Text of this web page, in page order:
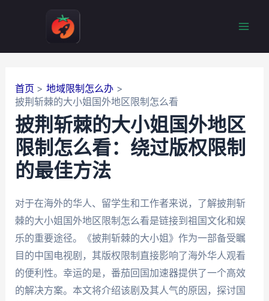
首页
地域限制怎么办
披荆斩棘的大小姐国外地区限制怎么看
披荆斩棘的大小姐国外地区
限制怎么看：绕过版权限制
的最佳方法
对于在海外的华人、留学生和工作者来说，了解披荆斩
棘的大小姐国外地区限制怎么看是链接到祖国文化和娱
乐的重要途径。《披荆斩棘的大小姐》作为一部备受瞩
目的中国电视剧，其版权限制直接影响了海外华人观看
的便利性。幸运的是，番茄回国加速器提供了一个高效
的解决方案。本文将介绍该剧及其人气的原因，探讨国